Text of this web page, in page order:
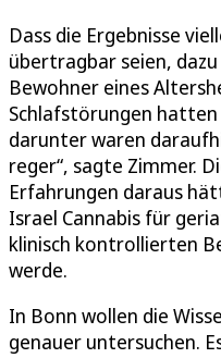
Dass die Ergebnisse
übertragbar seien,
Bewohner eines
Schlafstörungen hatten
darunter waren
reger“, sagte Zimmer.
Erfahrungen daraus
Israel Cannabis für
klinisch kontrollierten
werde.
In Bonn wollen die
genauer untersuchen.